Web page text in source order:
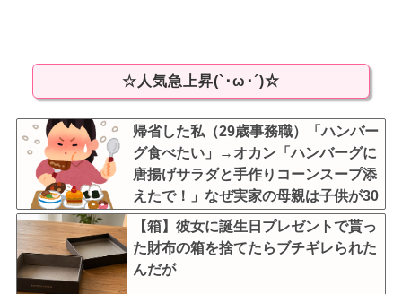
☆人気急上昇(`･ω･´)☆
帰省した私（29歳事務職）「ハンバー
グ食べたい」→オカン「ハンバーグに
唐揚げサラダと手作りコーンスープ添
えたで！」なぜ実家の母親は子供が30
歳になっても「高校生運動部レベルの
ガッツリ飯」を作ってしまうのか？
【箱】彼女に誕生日プレゼントで貰っ
た財布の箱を捨てたらブチギレられた
んだが